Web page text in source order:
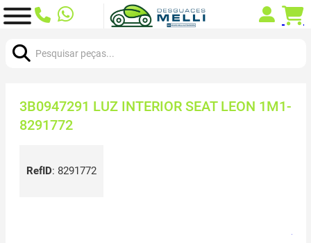
3B0947291 LUZ INTERIOR SEAT LEON 1M1-
8291772
RefID: 8291772